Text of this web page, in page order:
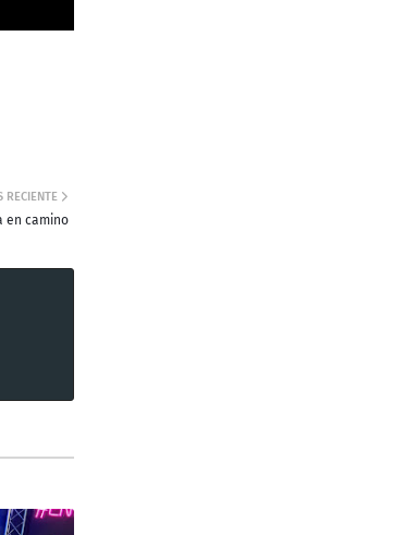
RECIENTE
en camino